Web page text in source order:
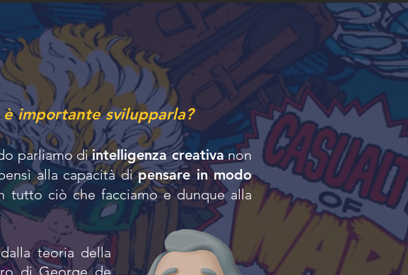
importante svilupparla?
parliamo diintelligenza creativanon
alla capacità dipensare in modo
tutto ciò che facciamo e dunque alla
teoria della
di George de